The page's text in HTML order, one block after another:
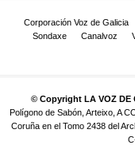
Corporación Voz de Galicia
Sondaxe
Canalvoz
© Copyright LA VOZ DE
Polígono de Sabón, Arteixo, A
Coruña en el Tomo 2438 del